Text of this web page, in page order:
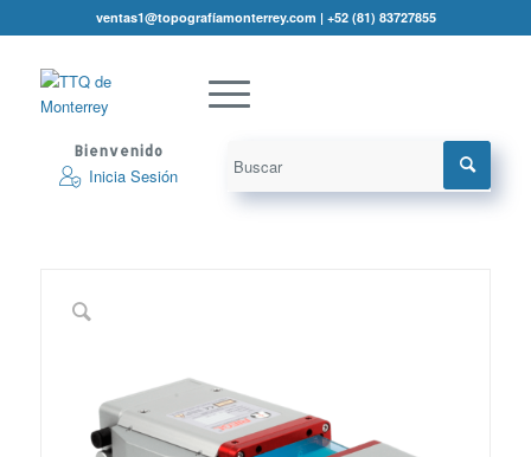
ventas1@topografíamonterrey.com | +52 (81) 83727855
Bienvenido
Inicia Sesión